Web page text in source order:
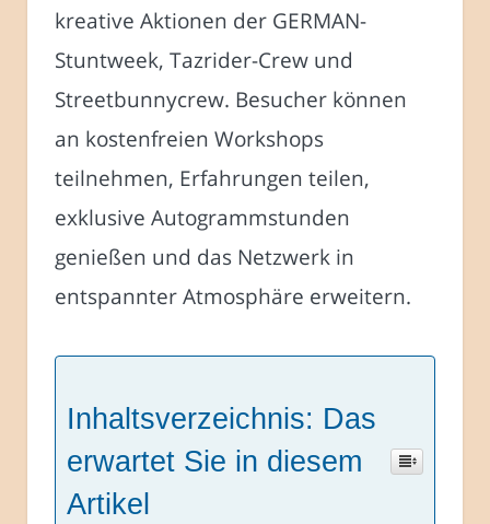
kreative Aktionen der GERMAN-
Stuntweek, Tazrider-Crew und
Streetbunnycrew. Besucher können
an kostenfreien Workshops
teilnehmen, Erfahrungen teilen,
exklusive Autogrammstunden
genießen und das Netzwerk in
entspannter Atmosphäre erweitern.
Inhaltsverzeichnis: Das
erwartet Sie in diesem
Artikel